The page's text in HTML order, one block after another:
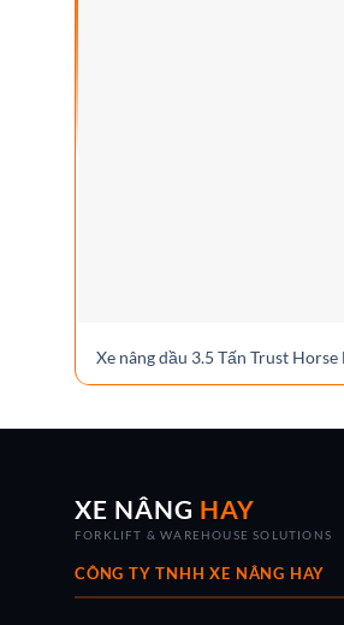
Xe nâng dầu 3.5 Tấn Trust Horse
XE NÂNG HAY
FORKLIFT & WAREHOUSE SOLUTIONS
CÔNG TY TNHH XE NÂNG HAY